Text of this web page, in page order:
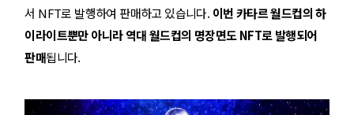
서 NFT로 발행하여 판매하고 있습니다. 이번 카타르 월드컵의 하
이라이트뿐만 아니라 역대 월드컵의 명장면도 NFT로 발행되어
판매됩니다.